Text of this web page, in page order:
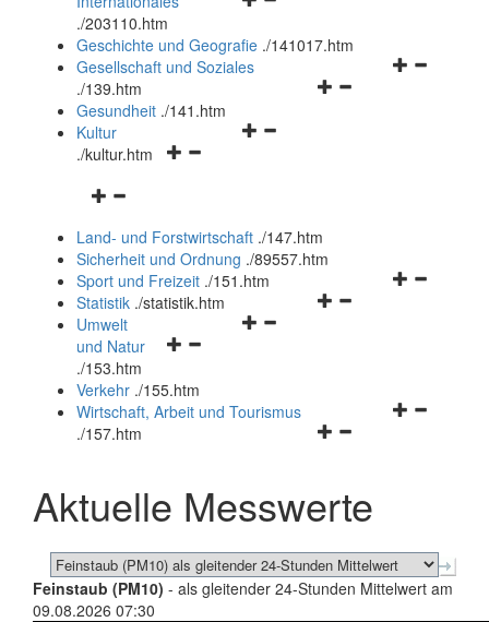
und
schließen
./203110.htm
Geschichte und Geografie ./141017.htm
Navigationsmenü
Gesellschaft und Soziales
./139.htm
Navigationsmenü
Gesundheit ./141.htm
Navigationsmenü
Kultur
./kultur.htm
Navigationsmenü
und
schließen
Land- und Forstwirtschaft ./147.htm
Sicherheit und Ordnung ./89557.htm
Navigationsmenü
Sport und Freizeit ./151.htm
Navigationsmenü
Statistik ./statistik.htm
Navigationsmenü
und
schließen
Umwelt
und Natur
./153.htm
Verkehr ./155.htm
Navigationsmenü
schließen
Wirtschaft, Arbeit und Tourismus
./157.htm
Aktuelle Messwerte
Feinstaub (PM10) - als gleitender 24-Stunden Mittelwert am
09.08.2026 07:30